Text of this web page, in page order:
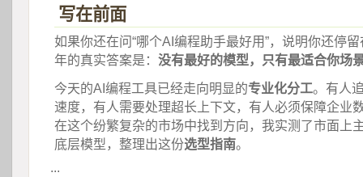
写在前面
如果你还在问“哪个AI编程助手最好用”，说明你还停
年的真实答案是： 没有最好的模型，只有最适合你场
今天的AI编程工具已经走向明显的专业化分工。有人
速度，有人需要处理超长上下文，有人必须保障企业
在这个纷繁复杂的市场中找到方向，我实测了市面上
底层模型，整理出这份选型指南。
...